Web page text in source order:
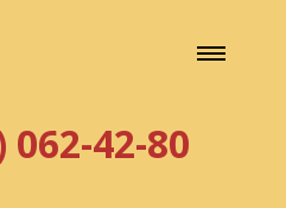
062-42-80